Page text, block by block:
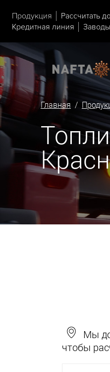
Продукция Рассчитать
Кредитная линия
Главная /
Мы
чтобы